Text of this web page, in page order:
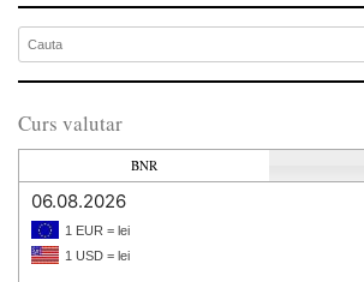
Curs valutar
BNR
06.08.2026
1 EUR = lei
1 USD = lei